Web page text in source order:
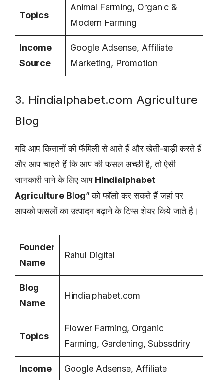
Topics
Animal Farming, Organic &
Modern Farming
Income
Source
Google Adsense, Affiliate
Marketing, Promotion
3. Hindialphabet.com Agriculture
Blog
यदि आप किसानों की फॅमिली से आते हैं और खेती-बाड़ी करते हैं
और आप चाहते हैं कि आप की फसल अच्छी है, तो ऐसी
जानकारी पाने के लिए आप Hindialphabet
Agriculture Blog” को फॉलो कर सकते हैं जहां पर
आपको फसलों का उत्पादन बढ़ाने के टिप्स शेयर किये जाते है।
Founder
Name
Rahul Digital
Blog
Name
Hindialphabet.com
Topics
Flower Farming, Organic
Farming, Gardening, Subssdriry
Income
Google Adsense, Affiliate